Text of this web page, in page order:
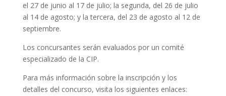
el 27 de junio al 17 de julio; la segunda, del 26 de julio
al 14 de agosto; y la tercera, del 23 de agosto al 12 de
septiembre.
Los concursantes serán evaluados por un comité
especializado de la CIP.
Para más información sobre la inscripción y los
detalles del concurso, visita los siguientes enlaces: